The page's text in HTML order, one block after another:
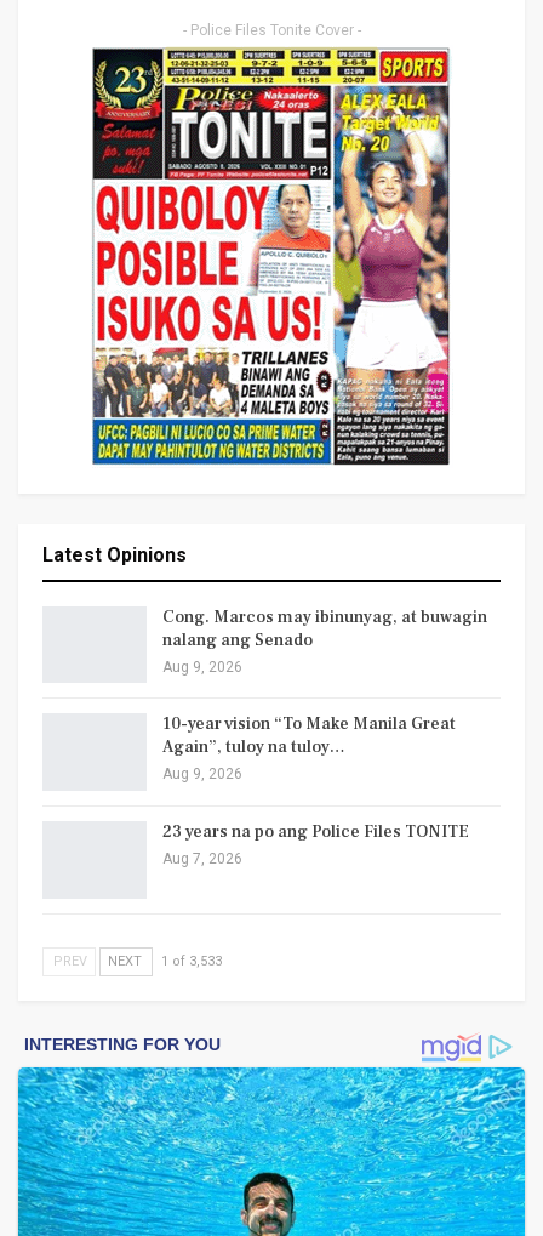
- Police Files Tonite Cover -
Latest Opinions
Cong. Marcos may ibinunyag, at buwagin
nalang ang Senado
Aug 9, 2026
10-year vision “To Make Manila Great
Again”, tuloy na tuloy…
Aug 9, 2026
23 years na po ang Police Files TONITE
Aug 7, 2026
PREV NEXT 1 of 3,533